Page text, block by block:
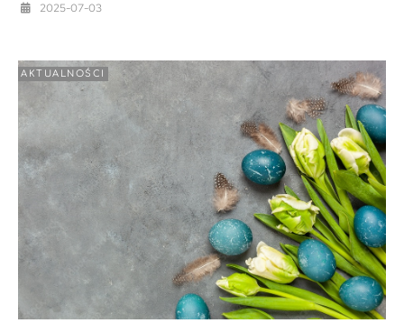
2025-07-03
AKTUALNOŚCI